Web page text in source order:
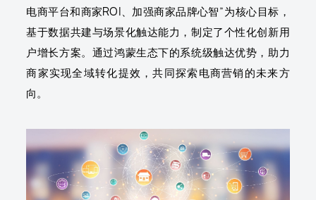
电商平台和商家ROI、加强商家品牌心智”为核心目标，
基于数据共建与场景化触达能力，制定了个性化创新用
户增长方案。通过鸿蒙生态下的系统级触达优势，助力
商家实现全域转化提效，共同探索电商营销的未来方
向。